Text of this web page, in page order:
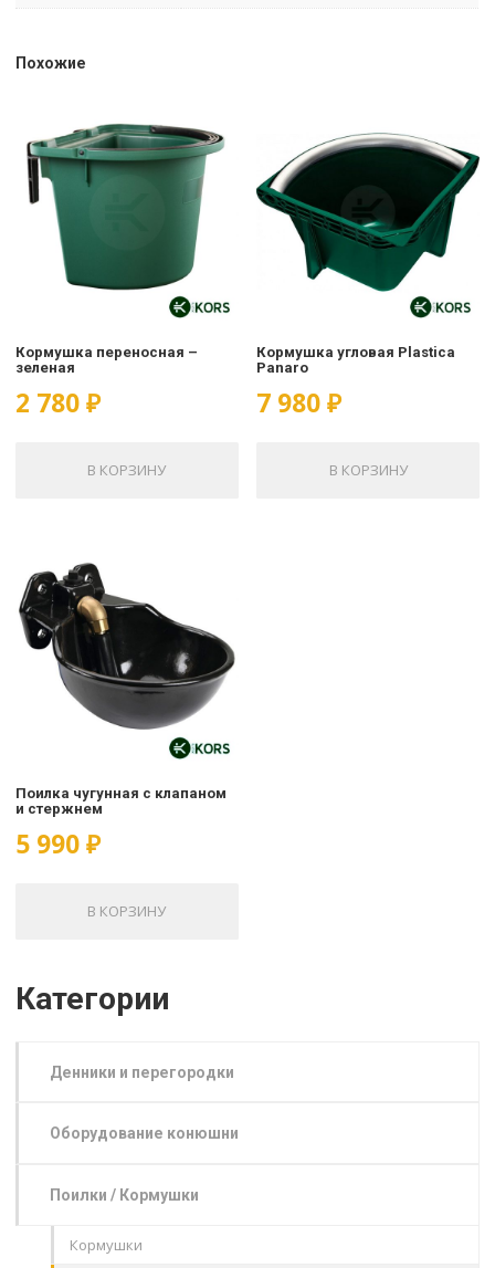
Похожие
Кормушка переносная –
зеленая
2 780₽
В КОРЗИНУ
Кормушка угловая Plastica
Panaro
7 980₽
В КОРЗИНУ
Поилка чугунная с клапаном
и стержнем
5 990₽
В КОРЗИНУ
Категории
Денники и перегородки
Оборудование конюшни
Поилки / Кормушки
Кормушки